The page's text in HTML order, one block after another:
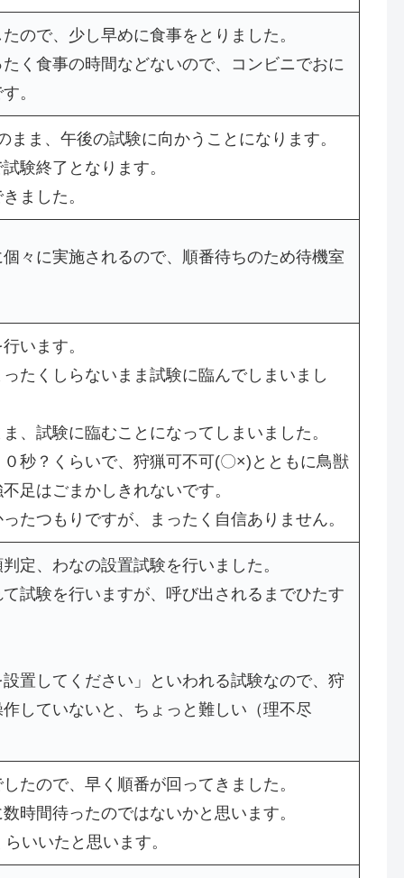
ので、少し早めに食事をとりました。
く食事の時間などないので、コンビニでおに
。
ま、午後の試験に向かうことになります。
験終了となります。
ました。
々に実施されるので、順番待ちのため待機室
います。
たくしらないまま試験に臨んでしまいまし
、試験に臨むことになってしまいました。
秒？くらいで、狩猟可不可(〇×)とともに鳥獣
足はごまかしきれないです。
たつもりですが、まったく自信ありません。
定、わなの設置試験を行いました。
試験を行いますが、呼び出されるまでひたす
置してください」といわれる試験なので、狩
していないと、ちょっと難しい（理不尽
たので、早く順番が回ってきました。
時間待ったのではないかと思います。
いいたと思います。